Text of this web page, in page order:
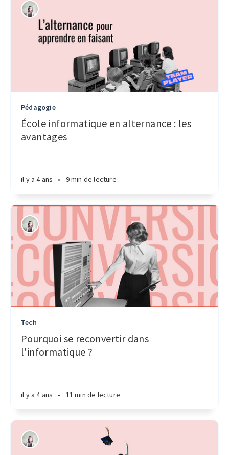
Pédagogie
École informatique en alternance : les
avantages
il y a 4 ans • 9 min de lecture
Tech
Pourquoi se reconvertir dans
l'informatique ?
il y a 4 ans • 11 min de lecture